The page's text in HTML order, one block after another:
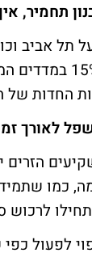
תחמיר,
תל אביב
חזקות של
ה-7 באוקטובר
לאורך
הזרים
כמו